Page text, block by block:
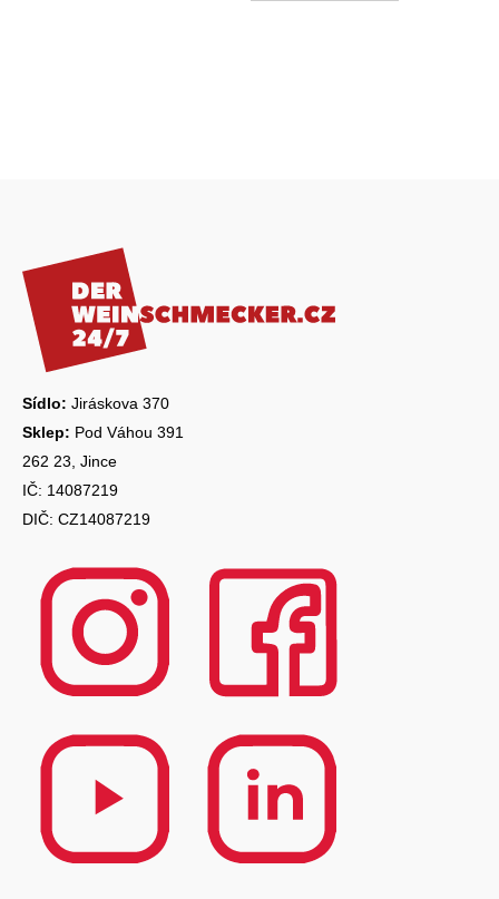
Sídlo: Jiráskova 370
Sklep: Pod Váhou 391
262 23, Jince
IČ: 14087219
DIČ: CZ14087219